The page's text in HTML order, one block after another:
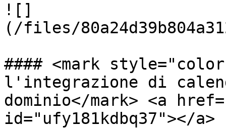
![]
(/files/
#### <mark
l'integrazione di
dominio</mark> <a
id="ufy181kdbq37"></a>